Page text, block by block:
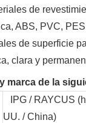
de
ABS, PVC,
de superficie
clara y
marca de la
IPG / RAYCUS
UU. / China)